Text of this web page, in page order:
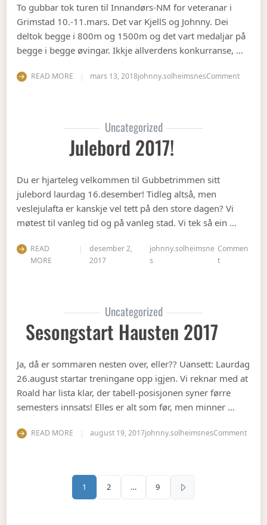
To gubbar tok turen til Innandørs-NM for veteranar i
Grimstad 10.-11.mars. Det var KjellS og Johnny. Dei
deltok begge i 800m og 1500m og det vart medaljar på
begge i begge øvingar. Ikkje allverdens konkurranse, …
READ MORE mars 13, 2018johnny.solheimsnesCommenton
Uncategorized
Julebord 2017!
Du er hjarteleg velkommen til Gubbetrimmen sitt
julebord laurdag 16.desember! Tidleg altså, men
veslejulafta er kanskje vel tett på den store dagen? Vi
møtest til vanleg tid og på vanleg stad. Vi tek så ein …
READ
MORE
desember 2,
2017
johnny.solheimsne
s
Commen
ton Julebord
Uncategorized
Sesongstart Hausten 2017
Ja, då er sommaren nesten over, eller?? Uansett: Laurdag
26.august startar treningane opp igjen. Vi reknar med at
Roald har lista klar, der tabell-posisjonen syner førre
semesters innsats! Elles er alt som før, men minner …
READ MORE august 19, 2017johnny.solheimsnesCommenton
Sidepaginering
1 2 … 9